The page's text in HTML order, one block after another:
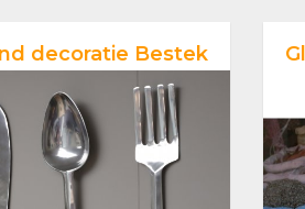
decoratie Bestek